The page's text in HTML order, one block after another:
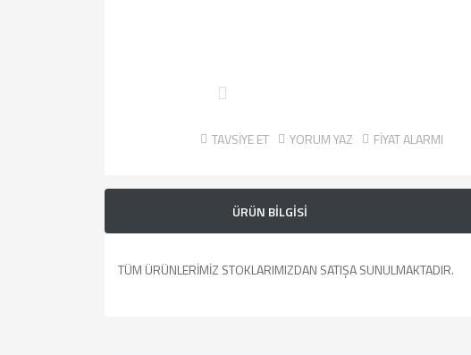
TAVSİYE ET YORUM YAZ FİYAT ALARMI
ÜRÜN BİLGİSİ
TÜM ÜRÜNLERİMİZ STOKLARIMIZDAN SATIŞA SUNULMAKTADIR.